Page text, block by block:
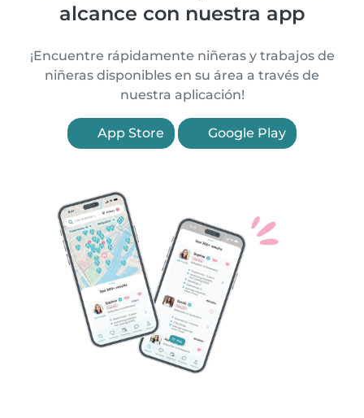
alcance con nuestra app
¡Encuentre rápidamente niñeras y trabajos de
niñeras disponibles en su área a través de
nuestra aplicación!
App Store Google Play